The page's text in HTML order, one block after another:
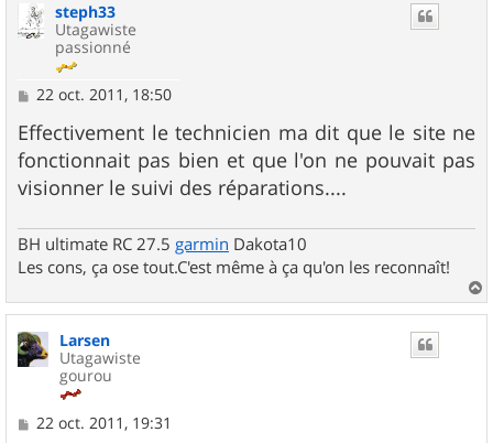
steph33
Utagawiste
passionné
M
s
s
a
g
e
22 oct. 2011, 18:50
Effectivement le technicien ma dit que le site ne
fonctionnait pas bien et que l'on ne pouvait pas
visionner le suivi des réparations....
BH ultimate RC 27.5 garmin Dakota10
Les cons, ça ose tout.C'est même à ça qu'on les reconnaît!
a
Larsen
Utagawiste
gourou
M
22 oct. 2011, 19:31